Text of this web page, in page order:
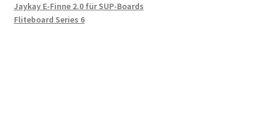
Jaykay E-Finne 2.0 für SUP-Boards
Fliteboard Series 6